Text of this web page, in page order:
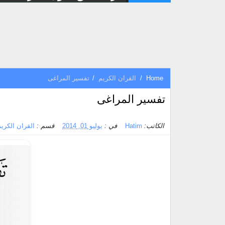
Home
/ القران الكريم / تفسير المراغى
تفسير المراغى
الكاتب: Hatim في : يوليو 01, 2014 قسم : القران